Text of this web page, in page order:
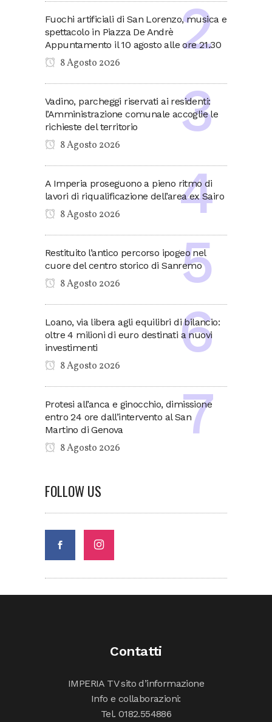
Fuochi artificiali di San Lorenzo, musica e
spettacolo in Piazza De Andrè
Appuntamento il 10 agosto alle ore 21.30
8 Agosto 2026
Vadino, parcheggi riservati ai residenti:
l’Amministrazione comunale accoglie le
richieste del territorio
8 Agosto 2026
A Imperia proseguono a pieno ritmo di
lavori di riqualificazione dell’area ex Sairo
8 Agosto 2026
Restituito l’antico percorso ipogeo nel
cuore del centro storico di Sanremo
8 Agosto 2026
Loano, via libera agli equilibri di bilancio:
oltre 4 milioni di euro destinati a nuovi
investimenti
8 Agosto 2026
Protesi all’anca e ginocchio, dimissione
entro 24 ore dall’intervento al San
Martino di Genova
8 Agosto 2026
FOLLOW US
Contatti
IMPERIA TV sito d’informazione
Info e collaborazioni:
Tel. 0182.554886